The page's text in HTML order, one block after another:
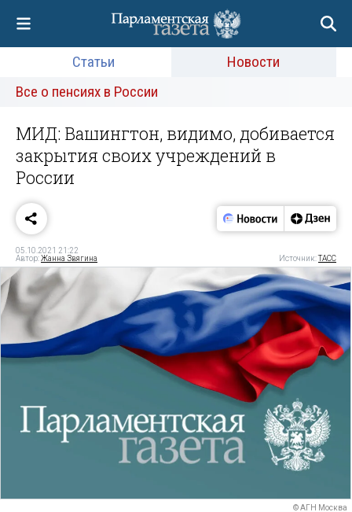
Статьи
Новости
Все о пенсиях в России
МИД: Вашингтон, видимо, добивается
закрытия своих учреждений в
России
05.10.2021 21:22
Автор:Жанна Звягина Источник:ТАСС
© АГН Москва